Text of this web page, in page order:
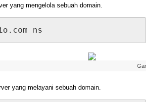
yang mengelola sebuah domain.
. com ns
yang melayani sebuah domain